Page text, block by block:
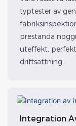
typtester av
prestanda
uteffekt,
driftsättning.
Integration